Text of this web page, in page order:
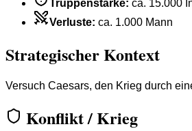
Truppenstärke: ca. 15.000
Verluste: ca. 1.000 Mann
Strategischer Kontext
Versuch Caesars, den Krieg durch
Konflikt / Krieg